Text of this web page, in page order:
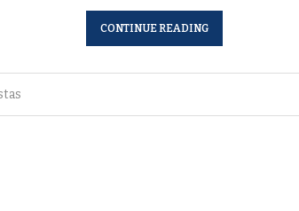
CONTINUE READING